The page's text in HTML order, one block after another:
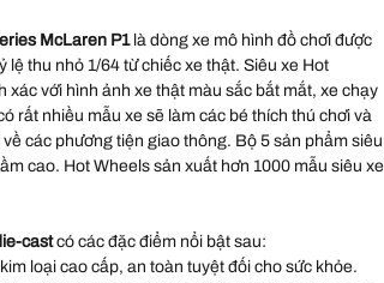
McLaren P1là dòng xe mô hình đồ chơi được
lệ thu nhỏ 1/64 từ chiếc xe thật. Siêu xe Hot
xác với hình ảnh xe thật màu sắc bắt mắt, xe chạy
rất nhiều mẫu xe sẽ làm các bé thích thú chơi và
các phương tiện giao thông. Bộ 5 sản phẩm siêu
cao. Hot Wheels sản xuất hơn 1000 mẫu siêu xe
castcó các đặc điểm nổi bật sau:
loại cao cấp, an toàn tuyệt đối cho sức khỏe.